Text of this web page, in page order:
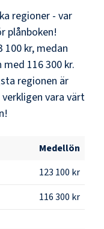
regioner - var
plånboken!
100 kr, medan
med 116 300 kr.
regionen är
vara värt
Medellön
123 100 kr
116 300 kr